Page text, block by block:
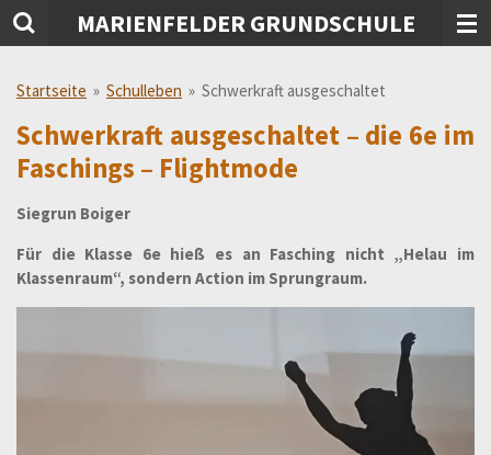
Zum
Hauptinhalt
MARIENFELDER GRUNDSCHULE
Startseite » Schulleben » Schwerkraft ausgeschaltet
Schwerkraft ausgeschaltet – die 6e im
Faschings – Flightmode
Siegrun Boiger
Für die Klasse 6e hieß es an Fasching nicht „Helau im
Klassenraum“, sondern Action im Sprungraum.